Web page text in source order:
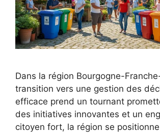
Dans la région Bourgogne-
transition vers une gestion des
efficace prend un tournant
des initiatives innovantes et un
citoyen fort, la région se